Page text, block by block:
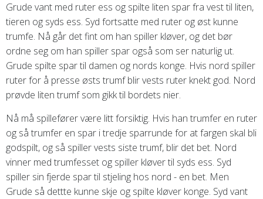
Grude vant med ruter ess og spilte liten spar fra vest til liten,
tieren og syds ess. Syd fortsatte med ruter og øst kunne
trumfe. Nå går det fint om han spiller kløver, og det bør
ordne seg om han spiller spar også som ser naturlig ut.
Grude spilte spar til damen og nords konge. Hvis nord spiller
ruter for å presse østs trumf blir vests ruter knekt god. Nord
prøvde liten trumf som gikk til bordets nier.
Nå må spillefører være litt forsiktig. Hvis han trumfer en ruter
og så trumfer en spar i tredje sparrunde for at fargen skal bli
godspilt, og så spiller vests siste trumf, blir det bet. Nord
vinner med trumfesset og spiller kløver til syds ess. Syd
spiller sin fjerde spar til stjeling hos nord - en bet. Men
Grude så dettte kunne skje og spilte kløver konge. Syd vant